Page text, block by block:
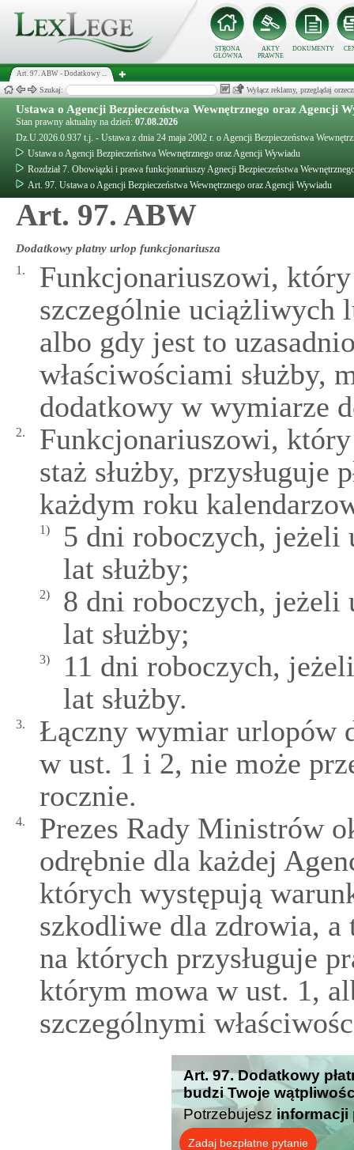
STRONA
GŁÓWNA
AKTY
PRAWNE
DOKUMENTY
Art. 97. ABW - Dodatkowy ...
Szukaj: Wyłącz reklamy, przeglądaj
Ustawa o Agencji Bezpieczeństwa Wewnętrznego oraz Agencji
Stan prawny aktualny na dzień: 07.08.2026
Dz.U.2026.0.937 t.j. - Ustawa z dnia 24 maja 2002 r. o Agencji Bezpieczeństwa
Ustawa o Agencji Bezpieczeństwa Wewnętrznego oraz Agencji Wywiadu
Rozdział 7. Obowiązki i prawa funkcjonariuszy Agnecji Bezpieczeństwa
Art. 97. Ustawa o Agencji Bezpieczeństwa Wewnętrznego oraz Agencji Wywiadu
Art. 97. ABW
Dodatkowy płatny urlop funkcjonariusza
1.
Funkcjonariuszowi, który
szczególnie uciążliwych
albo gdy jest to
właściwościami służby,
dodatkowy w wymiarze
2.
Funkcjonariuszowi,
staż służby, przysługuje
każdym roku
1)
5 dni roboczych, jeżeli
lat służby;
2)
8 dni roboczych, jeżeli
lat służby;
3)
11 dni roboczych,
lat służby.
3.
Łączny wymiar urlopów
w ust. 1 i 2, nie może
rocznie.
4.
Prezes Rady Ministrów
odrębnie dla każdej
których występują
szkodliwe dla zdrowia, a
na których przysługuje
którym mowa w ust. 1,
szczególnymi
Art. 97. Dodatkowy
budzi Twoje
Potrzebujesz informacji
Zadaj bezpłatne pytanie